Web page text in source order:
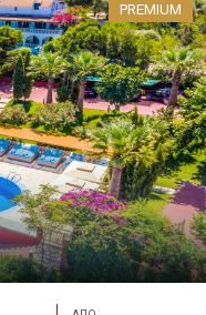
PREMIUM